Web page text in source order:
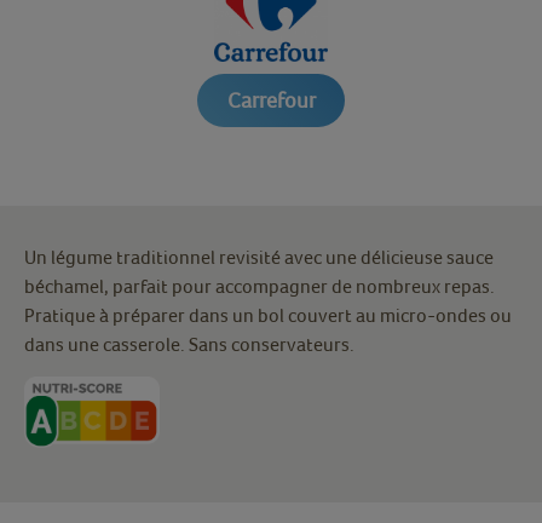
Carrefour
Un légume traditionnel revisité avec une délicieuse sauce
béchamel, parfait pour accompagner de nombreux repas.
Pratique à préparer dans un bol couvert au micro-ondes ou
dans une casserole. Sans conservateurs.